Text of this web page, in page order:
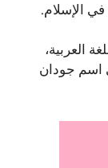
الإسلام.
العربية،
اسم جودان